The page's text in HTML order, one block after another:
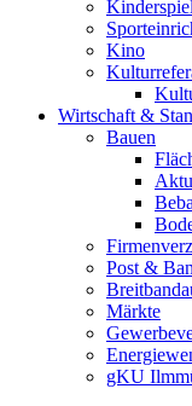
Kino
Wirtschaft &
Bauen
Post &
Märkte
gKU